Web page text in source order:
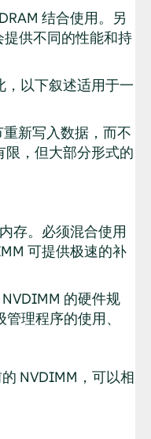
结合使用。另
供不同的性能和持
以下叙述适用于一
新写入数据，而不
，但大部分形式的
存。必须混合使用
可提供极速的补
的硬件规
理程序的使用、
NVDIMM，可以相